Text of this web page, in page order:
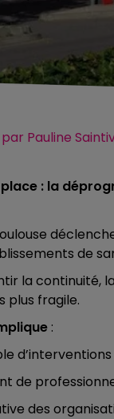
Pauline
: la
de
la continuité,
plus fragile.
:
de
des